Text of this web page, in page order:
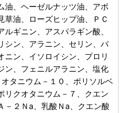
油、ヘーゼルナッツ油、アボ
草油、ローズヒップ油、ＰＣ
ルギニン、アスパラギン酸、
シン、アラニン、セリン、バ
ニン、イソロイシン、プロリ
ン、フェニルアラニン、塩化
オタニウム－１０、ポリソルベ
リクオタニウム－７、クエン
－２Ｎa、乳酸Ｎa、クエン酸